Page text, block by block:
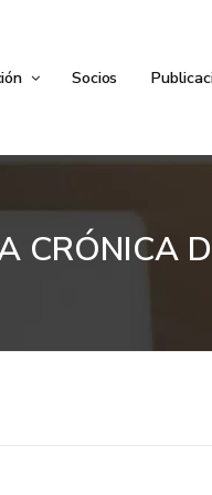
Socios
CRÓNICA